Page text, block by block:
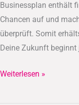
Businessplan enthält
Chancen auf und
überprüft. Somit
Deine Zukunft
Weiterlesen »